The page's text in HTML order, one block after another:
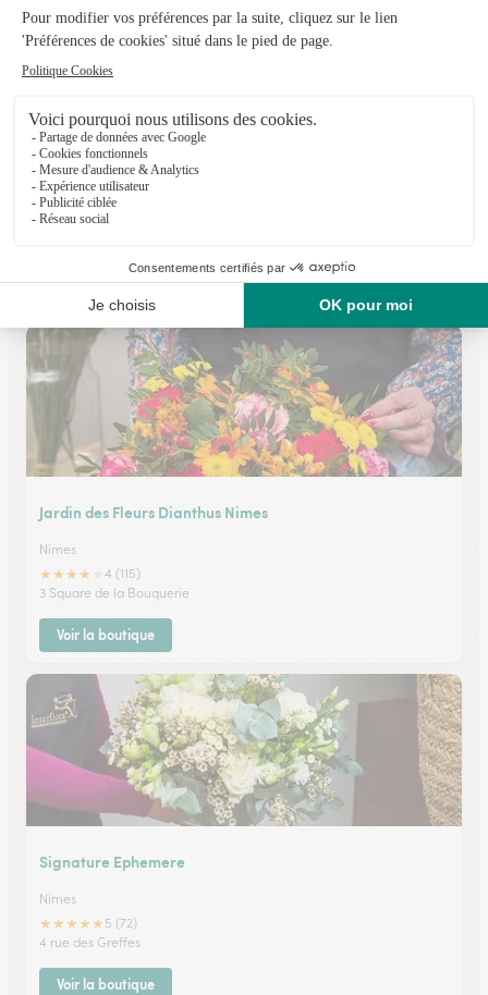
Aur’iginal Floral
Nimes
★★★★★4.9 (175)
Voir la boutique
Jardin des Fleurs Dianthus Nimes
Nimes
★★★★
4 (115)
3 Square de la Bouquerie
Voir la boutique
Signature Ephemere
Nimes
★★★★★ 5 (72)
4 rue des Greffes
Voir la boutique